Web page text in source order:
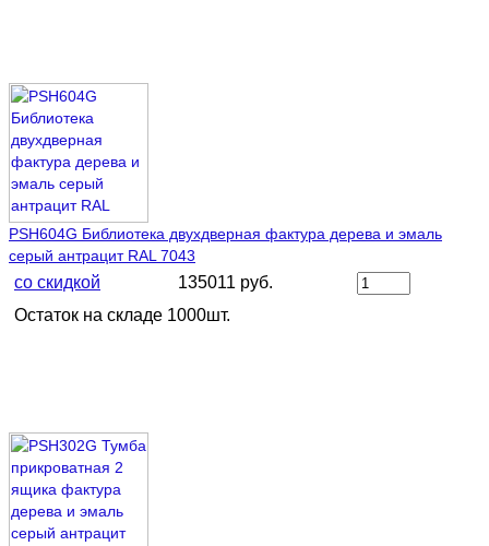
PSH604G Библиотека двухдверная фактура дерева и эмаль
серый антрацит RAL 7043
со скидкой
135011 руб.
Остаток на складе 1000шт.